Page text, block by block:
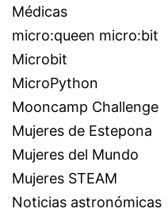
Médicas
micro:queen micro:bit
Microbit
MicroPython
Mooncamp Challenge
Mujeres de Estepona
Mujeres del Mundo
Mujeres STEAM
Noticias astronómicas